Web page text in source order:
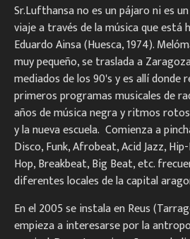
Sr.Lufthansa no es un pájaro ni es
viaje a través de la música que está
Eduardo Ainsa (Huesca, 1974).
muy pequeño, se traslada a
mediados de los 90's y es allí donde
primeros programas musicales de
años de música negra y ritmos
y la nueva escuela. Comienza a
Disco, Funk, Afrobeat, Acid Jazz,
Hop, Breakbeat, Big Beat, etc.
diferentes locales de la capital
En el 2005 se instala en Reus
empieza a interesarse por la